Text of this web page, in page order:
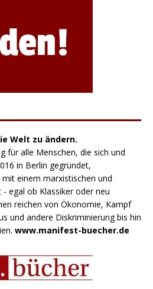
Welt zu ändern.
für alle Menschen, die sich und
in Berlin gegründet,
einem marxistischen und
egal ob Klassiker oder neu
reichen von Ökonomie, Kampf
und andere Diskriminierung bis hin
www.manifest-buecher.de